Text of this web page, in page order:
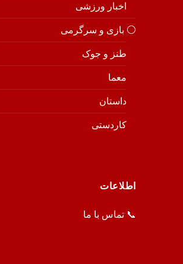
اخبار ورزشی
⚪️ بازی و سرگرمی
طنز و جوک
معما
داستان
کاردستی
اطلاعات
📞 تماس با ما